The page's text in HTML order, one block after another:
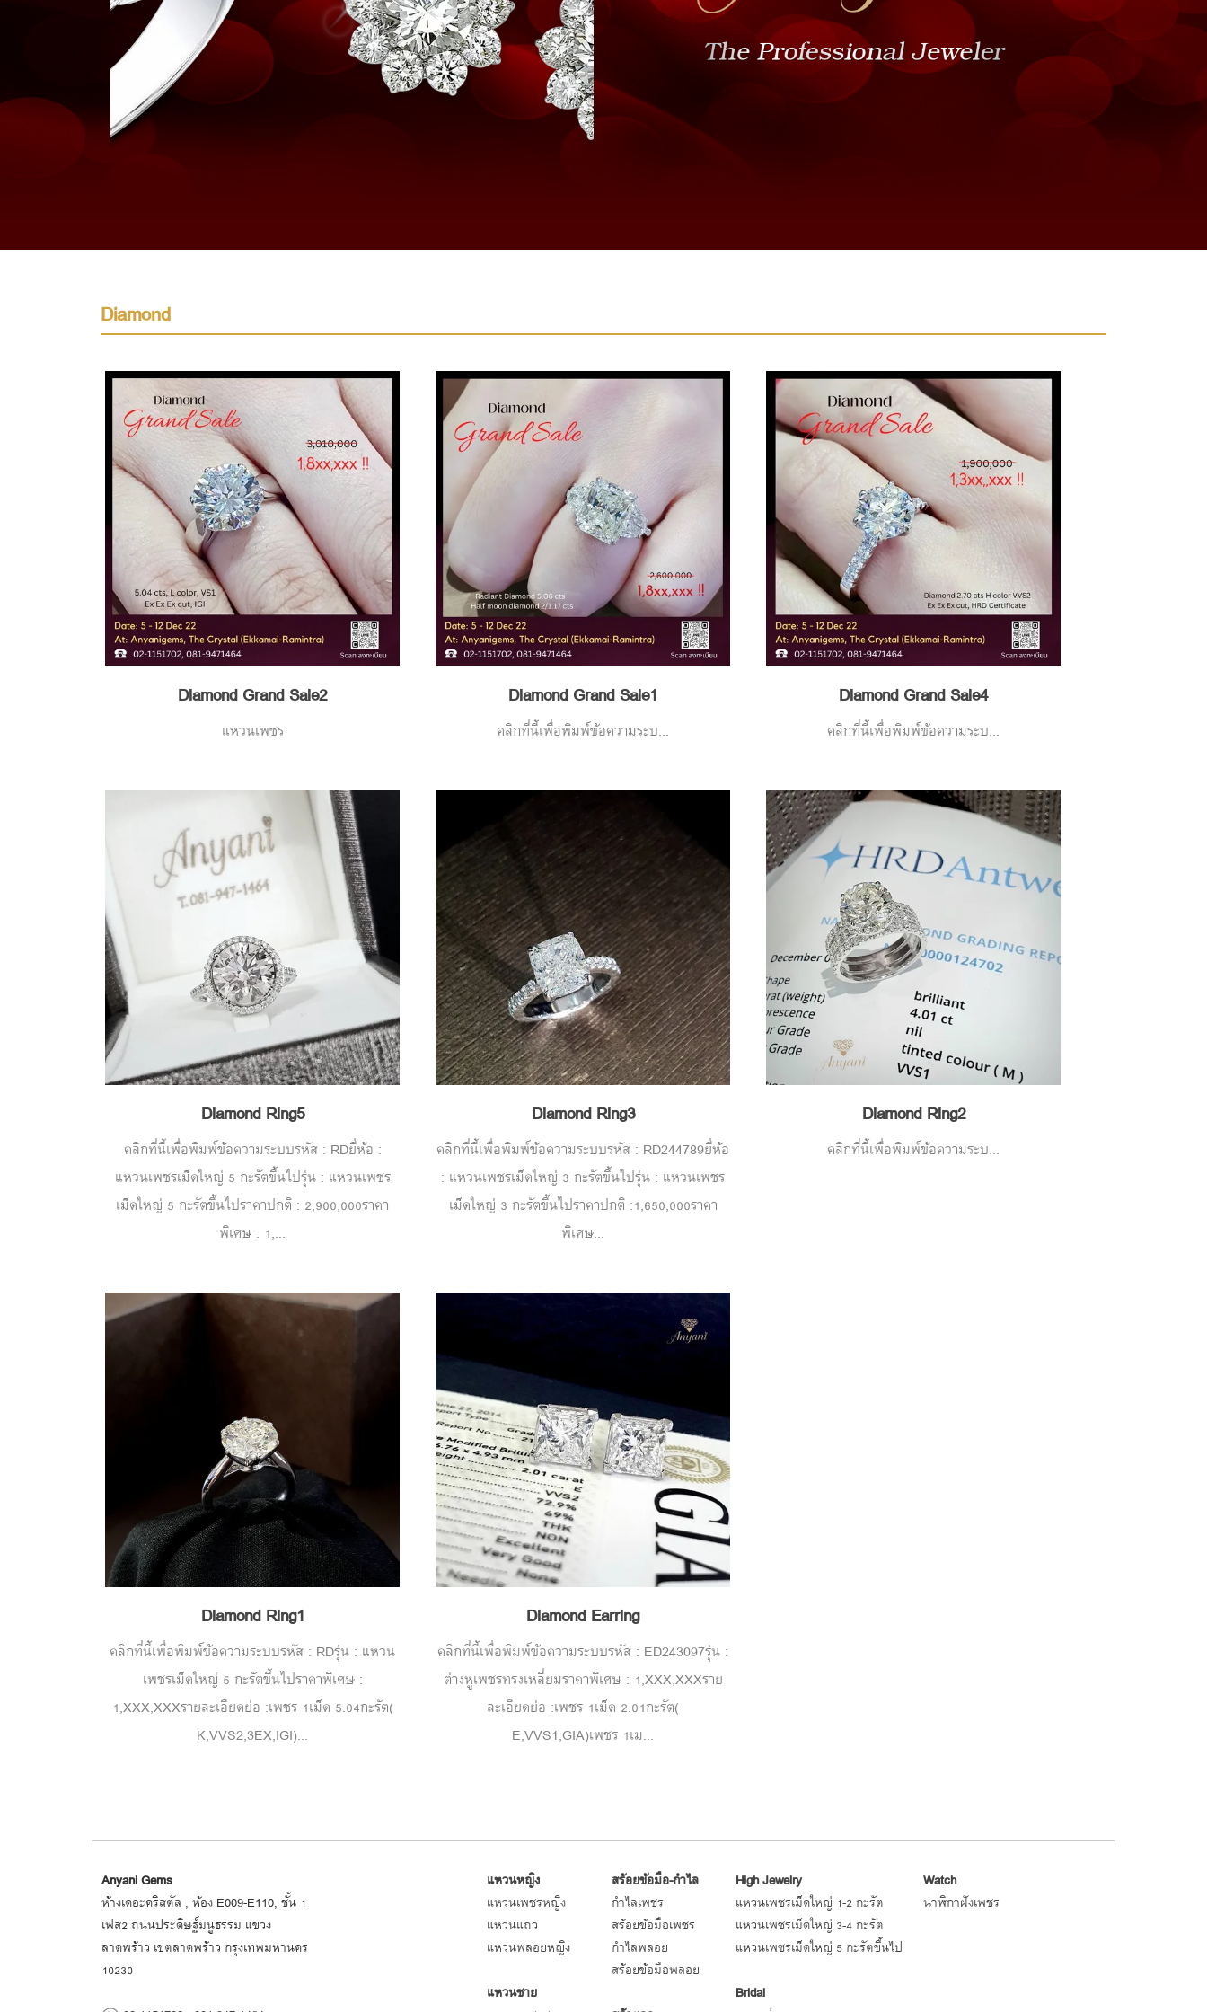
Diamond
Diamond Grand Sale2
แหวนเพชร
Diamond Grand Sale1
คลิกที่นี้เพื่อพิมพ์ข้อความระบ...
Diamond Grand Sale4
คลิกที่นี้เพื่อพิมพ์ข้อความระบ...
Diamond Ring5
คลิกที่นี้เพื่อพิมพ์ข้อความระบบรหัส : RDยี่ห้อ :
แหวนเพชรเม็ดใหญ่ 5 กะรัตขึ้นไปรุ่น : แหวนเพชร
เม็ดใหญ่ 5 กะรัตขึ้นไปราคาปกติ : 2,900,000ราคา
พิเศษ : 1,...
Diamond Ring3
คลิกที่นี้เพื่อพิมพ์ข้อความระบบรหัส : RD244789ยี่ห้อ
: แหวนเพชรเม็ดใหญ่ 3 กะรัตขึ้นไปรุ่น : แหวนเพชร
เม็ดใหญ่ 3 กะรัตขึ้นไปราคาปกติ :1,650,000ราคา
พิเศษ...
Diamond Ring2
คลิกที่นี้เพื่อพิมพ์ข้อความระบ...
Diamond Ring1
คลิกที่นี้เพื่อพิมพ์ข้อความระบบรหัส : RDรุ่น : แหวน
เพชรเม็ดใหญ่ 5 กะรัตขึ้นไปราคาพิเศษ :
1,XXX,XXXรายละเอียดย่อ :เพชร 1เม็ด 5.04กะรัต(
K,VVS2,3EX,IGI)...
Diamond Earring
คลิกที่นี้เพื่อพิมพ์ข้อความระบบรหัส : ED243097รุ่น :
ต่างหูเพชรทรงเหลี่ยมราคาพิเศษ : 1,XXX,XXXราย
ละเอียดย่อ :เพชร 1เม็ด 2.01กะรัต(
E,VVS1,GIA)เพชร 1เม...
Anyani Gems
ห้างเดอะคริสตัล , ห้อง E009-E110, ชั้น 1
เฟส2 ถนนประดิษฐ์มนูธรรม แขวง
ลาดพร้าว เขตลาดพร้าว กรุงเทพมหานคร
10230
แหวนหญิง
แหวนเพชรหญิง
แหวนแถว
แหวนพลอยหญิง
แหวนชาย
สร้อยข้อมือ-กำไล
กำไลเพชร
สร้อยข้อมือเพชร
กำไลพลอย
สร้อยข้อมือพลอย
High Jewelry
แหวนเพชรเม็ดใหญ่ 1-2 กะรัต
แหวนเพชรเม็ดใหญ่ 3-4 กะรัต
แหวนเพชรเม็ดใหญ่ 5 กะรัตขึ้นไป
Bridal
Watch
นาฬิกาฝังเพชร